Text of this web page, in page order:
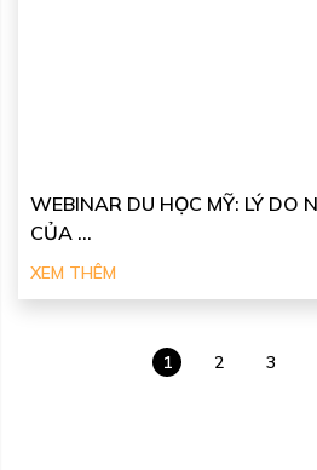
WEBINAR DU HỌC MỸ: LÝ DO
CỦA ...
XEM THÊM
1 2 3